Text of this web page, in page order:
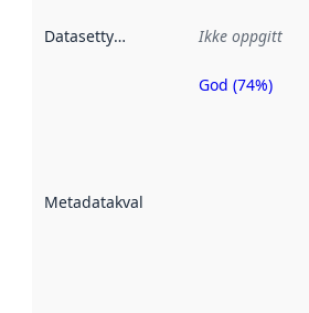
Datasettype Ikke oppgitt
Metadatakvalitet
Metadatakvalitet
God (74%)